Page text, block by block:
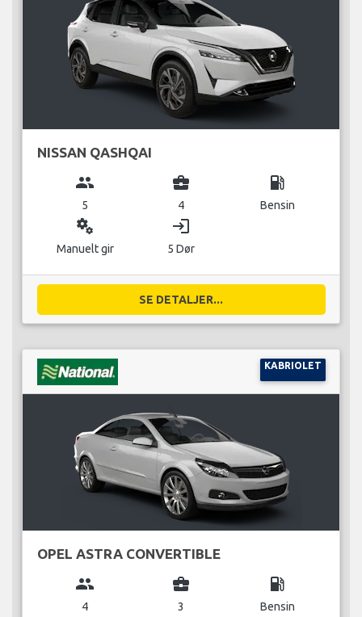
NISSAN QASHQAI
group
5
business_center
4
local_gas_station
Bensin
miscellaneous_services
Manuelt gir
login
5 Dør
SE DETALJER...
KABRIOLET
OPEL ASTRA CONVERTIBLE
group
4
business_center
3
local_gas_station
Bensin